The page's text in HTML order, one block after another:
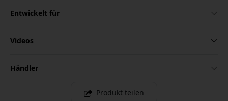
Entwickelt für
Videos
Händler
Produkt teilen